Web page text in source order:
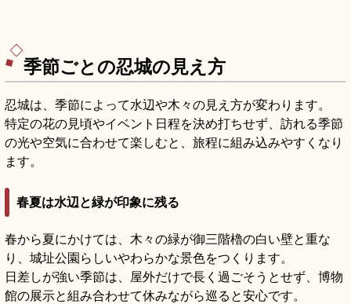
季節ごとの忍城の見え方
忍城は、季節によって水辺や木々の見え方が変わります。
特定の花の見頃やイベント日程を決め打ちせず、訪れる季節
の光や空気に合わせて楽しむと、旅程に組み込みやすくなり
ます。
春夏は水辺と緑が印象に残る
春から夏にかけては、木々の緑が御三階櫓の白い壁と重な
り、城址公園らしいやわらかな景色をつくります。
日差しが強い季節は、屋外だけで長く過ごそうとせず、博物
館の展示と組み合わせて休みながら巡ると安心です。